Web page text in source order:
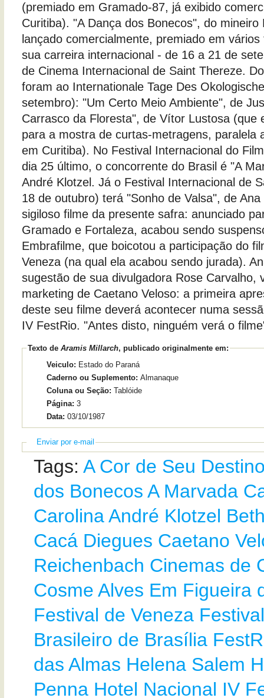
(premiado em Gramado-87, já exibido
Curitiba). "A Dança dos Bonecos", do mineiro
lançado comercialmente, premiado em
sua carreira internacional - de 16 a 21 de
de Cinema Internacional de Saint Thereze.
foram ao Internationale Tage Des
setembro): "Um Certo Meio Ambiente", de
Carrasco da Floresta", de Vítor Lustosa (que
para a mostra de curtas-metragens, paralela
em Curitiba). No Festival Internacional do
dia 25 último, o concorrente do Brasil é "A
André Klotzel. Já o Festival Internacional de
18 de outubro) terá "Sonho de Valsa", de
sigiloso filme da presente safra: anunciado
Gramado e Fortaleza, acabou sendo
Embrafilme, que boicotou a participação do
Veneza (na qual ela acabou sendo jurada).
sugestão de sua divulgadora Rose Carvalho,
marketing de Caetano Veloso: a primeira
deste seu filme deverá acontecer numa
IV FestRio. "Antes disto, ninguém verá o
Texto de Aramis Millarch, publicado originalmente em:
Veiculo: Estado do Paraná
Caderno ou Suplemento: Almanaque
Coluna ou Seção: Tablóide
Página: 3
Data: 03/10/1987
Enviar por e-mail
Tags: A Cor de Seu
dos Bonecos A Marvada
Carolina André Klotzel
Cacá Diegues Caetano
Reichenbach Cinemas de
Cosme Alves Em Figueira
Festival de Veneza
Brasileiro de Brasília
das Almas Helena Salem
Penna Hotel Nacional IV